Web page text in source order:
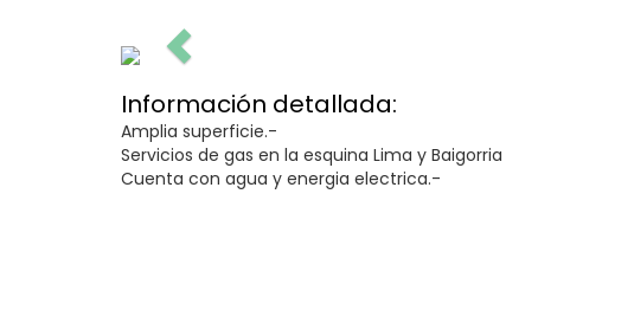
Información detallada:
Amplia superficie.-
Servicios de gas en la esquina Lima y Baigorria
Cuenta con agua y energia electrica.-